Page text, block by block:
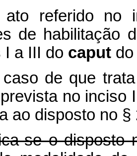
referido
de habilitação
I a III do caput do
caso de que
no inciso
ao disposto no §
se o